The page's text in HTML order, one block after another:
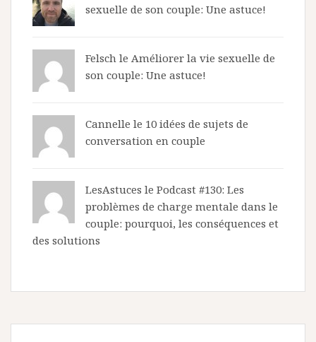
sexuelle de son couple: Une astuce!
Felsch le Améliorer la vie sexuelle de
son couple: Une astuce!
Cannelle le 10 idées de sujets de
conversation en couple
LesAstuces le Podcast #130: Les
problèmes de charge mentale dans le
couple: pourquoi, les conséquences et
des solutions